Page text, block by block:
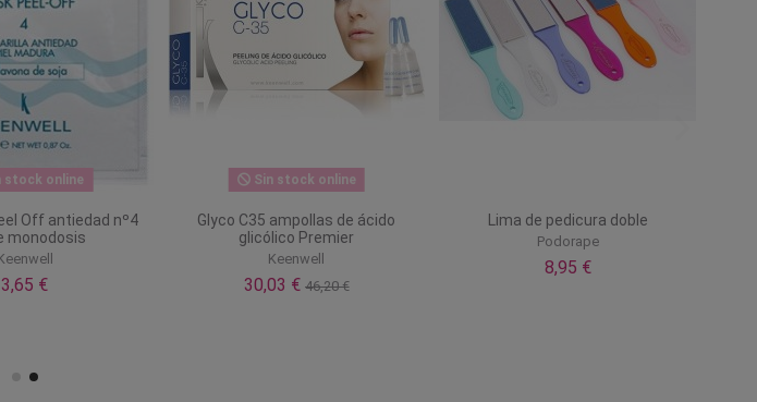
stock online
Off antiedad nº4
monodosis
3,65 €
Sin stock online
Glyco C35 ampollas de ácido
glicólico Premier
Keenwell
30,03 € 46,20 €
Lima de pedicura doble
Podorape
8,95 €